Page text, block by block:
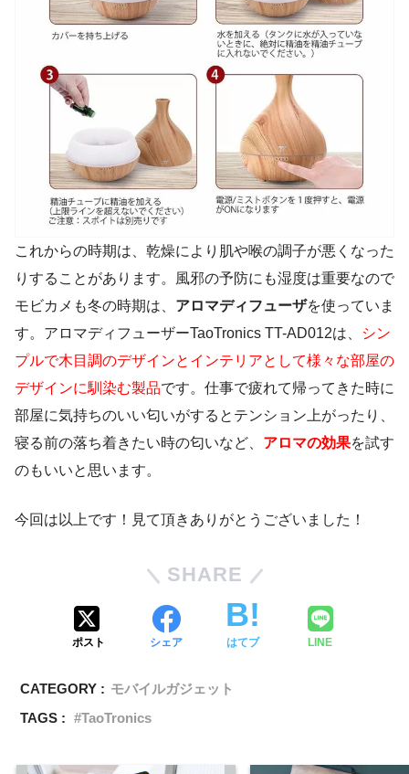
これからの時期は、乾燥により肌や喉の調子が悪くなった
りすることがあります。風邪の予防にも湿度は重要なので
モビカメも冬の時期は、 アロマディフューザを使っていま
す。アロマディフューザーTaoTronics TT-AD012は、
シン
プルで木目調のデザインとインテリアとして様々な部屋の
デザインに馴染む製品です。仕事で疲れて帰ってきた時に
部屋に気持ちのいい匂いがするとテンション上がったり、
寝る前の落ち着きたい時の匂いなど、 アロマの効果を試す
のもいいと思います。
今回は以上です！見て頂きありがとうございました！
SHARE
ポスト シェア はてブ LINE
CATEGORY : モバイルガジェット
TAGS :
TaoTronics